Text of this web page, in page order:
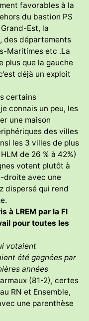
favorables à la
du bastion PS
Est, la
des départements
Maritimes etc .La
plus que la gauche
déjà un exploit
certains
connais un peu, les
une maison
des villes
les 3 villes de plus
de 26 % à 42%)
votent plutôt à
droite avec une
dispersé qui rend
à LREM par la FI
pour toutes les
votaient
été gagnées par
années
(81-2), certes
RN et Ensemble,
une parenthèse